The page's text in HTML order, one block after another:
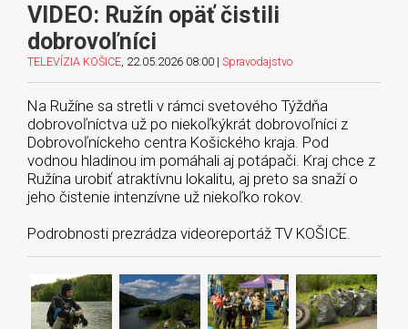
VIDEO: Ružín opäť čistili
dobrovoľníci
TELEVÍZIA KOŠICE , 22.05.2026 08:00 | Spravodajstvo
Na Ružíne sa stretli v rámci svetového Týždňa
dobrovoľníctva už po niekoľkýkrát dobrovoľníci z
Dobrovoľníckeho centra Košického kraja. Pod
vodnou hladinou im pomáhali aj potápači. Kraj chce z
Ružína urobiť atraktívnu lokalitu, aj preto sa snaží o
jeho čistenie intenzívne už niekoľko rokov.
Podrobnosti prezrádza videoreportáž TV KOŠICE.